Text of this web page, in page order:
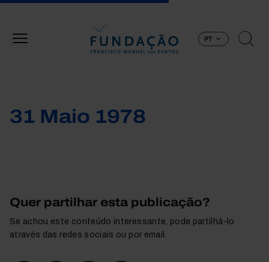
PT
31 Maio 1978
Quer partilhar esta publicação?
Se achou este conteúdo interessante, pode partilhá-lo
através das redes sociais ou por email.